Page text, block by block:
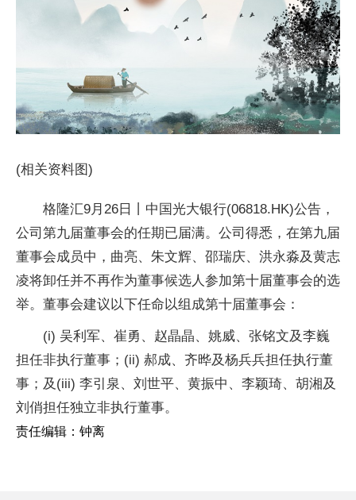
(相关资料图)
格隆汇9月26日丨中国光大银行(06818.HK)公告，
公司第九届董事会的任期已届满。公司得悉，在第九届
董事会成员中，曲亮、朱文辉、邵瑞庆、洪永淼及黄志
凌将卸任并不再作为董事候选人参加第十届董事会的选
举。董事会建议以下任命以组成第十届董事会：
(i) 吴利军、崔勇、赵晶晶、姚威、张铭文及李巍
担任非执行董事；(ii) 郝成、齐晔及杨兵兵担任执行董
事；及(iii) 李引泉、刘世平、黄振中、李颖琦、胡湘及
刘俏担任独立非执行董事。
责任编辑：钟离